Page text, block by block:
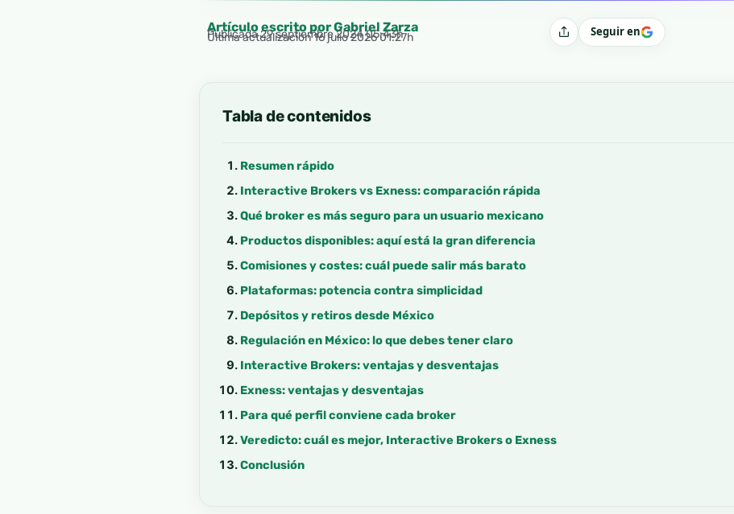
Artículo escrito por Gabriel Zarza
Publicada29 septiembre 2024 05:43h
Última actualización 16 julio 2026 01:27h CompartirSeguir en
Tabla de contenidos
Resumen rápido
Interactive Brokers vs Exness: comparación rápida
Qué broker es más seguro para un usuario mexicano
Productos disponibles: aquí está la gran diferencia
Comisiones y costes: cuál puede salir más barato
Plataformas: potencia contra simplicidad
Depósitos y retiros desde México
Regulación en México: lo que debes tener claro
Interactive Brokers: ventajas y desventajas
Exness: ventajas y desventajas
Para qué perfil conviene cada broker
Veredicto: cuál es mejor, Interactive Brokers o Exness
Conclusión